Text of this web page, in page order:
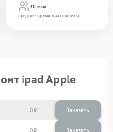
30 мин
среднее время диагностики
ipad Apple
0 Заказать
0 Заказать